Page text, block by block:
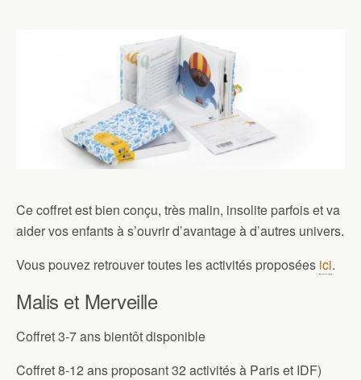
Ce coffret est bien conçu, très malin, insolite parfois et va
aider vos enfants à s’ouvrir d’avantage à d’autres univers.
Vous pouvez retrouver toutes les activités proposées ici.
Malis et Merveille
Coffret 3-7 ans bientôt disponible
Coffret 8-12 ans proposant 32 activités à Paris et IDF)